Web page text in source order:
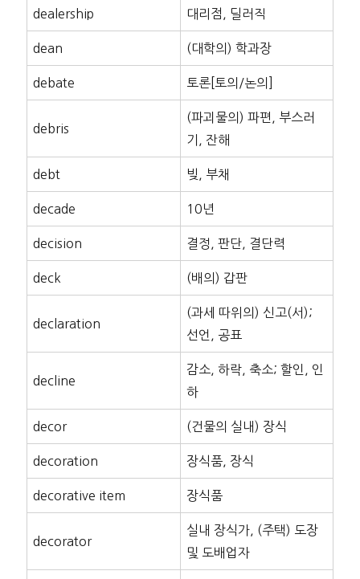
dealership 대리점, 딜러직
dean (대학의) 학과장
debate 토론[토의/논의]
debris
(파괴물의) 파편, 부스러
기, 잔해
debt 빚, 부채
decade 10년
decision 결정, 판단, 결단력
deck (배의) 갑판
declaration
(과세 따위의) 신고(서);
선언, 공표
decline
감소, 하락, 축소; 할인, 인
하
decor (건물의 실내) 장식
decoration 장식품, 장식
decorative item 장식품
decorator
실내 장식가, (주택) 도장
및 도배업자